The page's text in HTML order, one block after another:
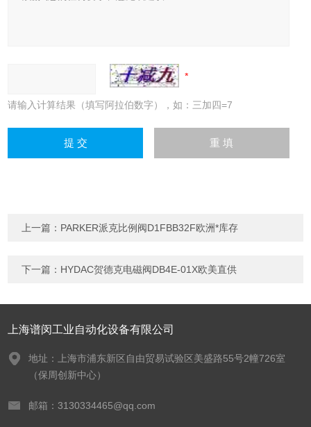
请输入计算结果（填写阿拉伯数字），如：三加四=7
上一篇： PARKER派克比例阀D1FBB32F欧洲*库存
下一篇： HYDAC贺德克电磁阀DB4E-01X欧美直供
上海谱闵工业自动化设备有限公司
地址：上海市浦东新区自由贸易试验区美盛路55号2幢726室
（保周创新中心）
邮箱：3130334465@qq.com